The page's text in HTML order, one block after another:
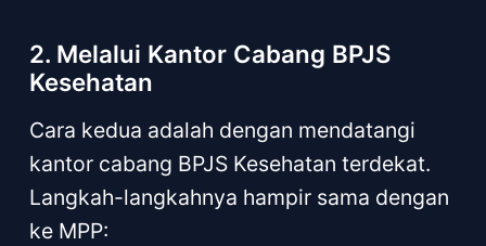
2. Melalui Kantor Cabang BPJS
Kesehatan
Cara kedua adalah dengan mendatangi
kantor cabang BPJS Kesehatan terdekat.
Langkah-langkahnya hampir sama dengan
ke MPP: